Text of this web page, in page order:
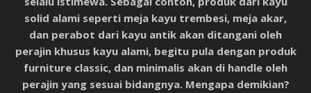
solid alami seperti meja kayu trembesi, meja akar,
dan perabot dari kayu antik akan ditangani oleh
perajin khusus kayu alami, begitu pula dengan produk
furniture classic, dan minimalis akan di handle oleh
perajin yang sesuai bidangnya. Mengapa demikian?